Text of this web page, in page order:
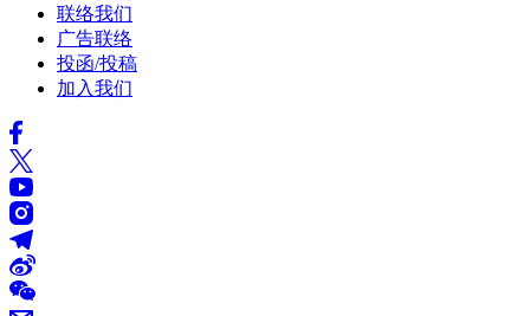
联络我们
广告联络
投函/投稿
加入我们